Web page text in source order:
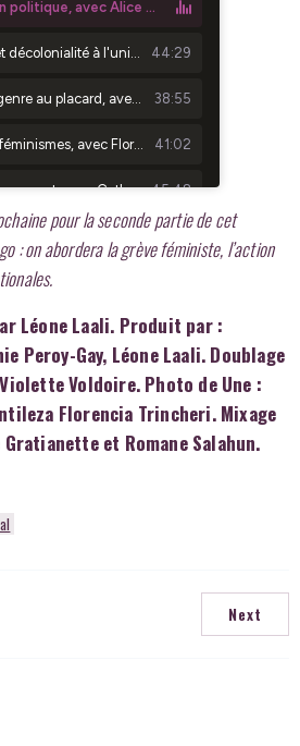
pour la seconde partie de cet
: on abordera la grève féministe, l’action
Léone Laali. Produit par :
Peroy-Gay, Léone Laali. Doublage
Voldoire. Photo de Une :
Florencia Trincheri. Mixage
et Romane Salahun.
Next